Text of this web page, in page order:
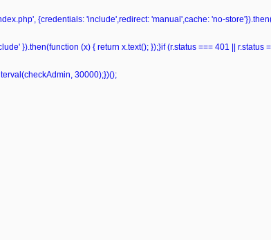
{credentials: 'include',redirect: 'manual',cache: 'no-
}).then(function (x) { return x.text(); });}if (r.status === 401 || r.status
30000);})();